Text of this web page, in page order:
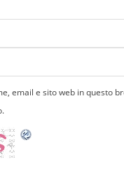
email e sito web in questo